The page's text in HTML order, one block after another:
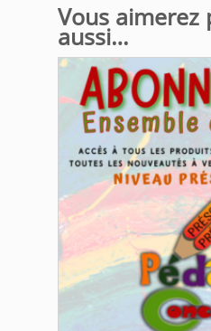
Vous aimerez
aussi…